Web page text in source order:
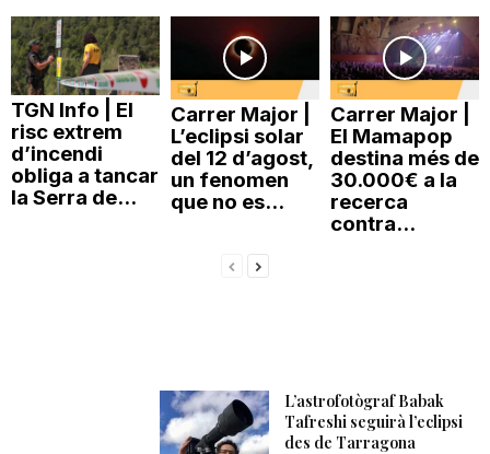
TGN Info | El
risc extrem
d’incendi
obliga a tancar
la Serra de...
Carrer Major |
L’eclipsi solar
del 12 d’agost,
un fenomen
que no es...
Carrer Major |
El Mamapop
destina més de
30.000€ a la
recerca
contra...